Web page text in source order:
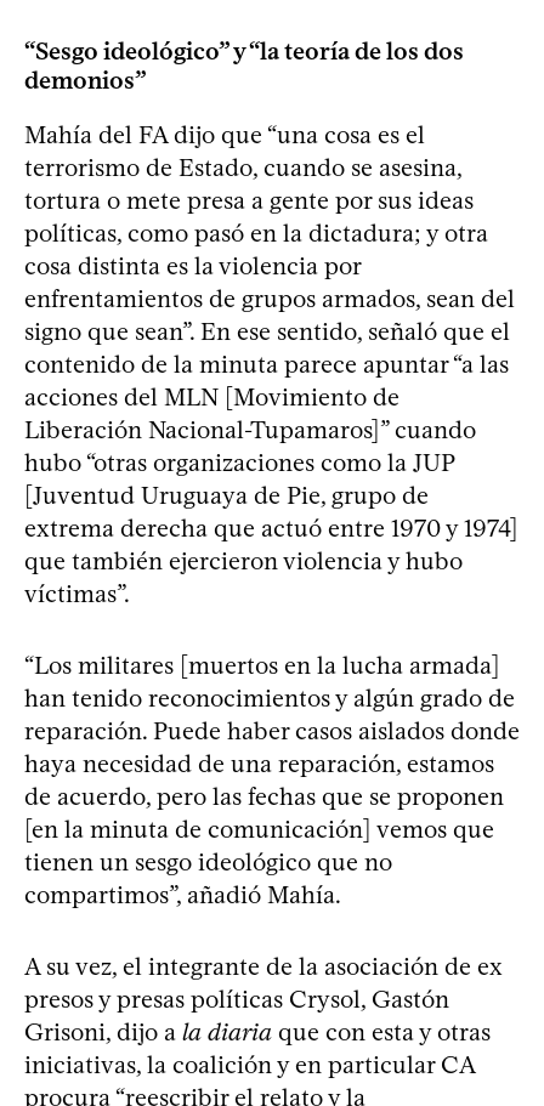
“Sesgo ideológico” y “la teoría de los dos
demonios”
Mahía del FA dijo que “una cosa es el
terrorismo de Estado, cuando se asesina,
tortura o mete presa a gente por sus ideas
políticas, como pasó en la dictadura; y otra
cosa distinta es la violencia por
enfrentamientos de grupos armados, sean del
signo que sean”. En ese sentido, señaló que el
contenido de la minuta parece apuntar “a las
acciones del MLN [Movimiento de
Liberación Nacional-Tupamaros]” cuando
hubo “otras organizaciones como la JUP
[Juventud Uruguaya de Pie, grupo de
extrema derecha que actuó entre 1970 y 1974]
que también ejercieron violencia y hubo
víctimas”.
“Los militares [muertos en la lucha armada]
han tenido reconocimientos y algún grado de
reparación. Puede haber casos aislados donde
haya necesidad de una reparación, estamos
de acuerdo, pero las fechas que se proponen
[en la minuta de comunicación] vemos que
tienen un sesgo ideológico que no
compartimos”, añadió Mahía.
A su vez, el integrante de la asociación de ex
presos y presas políticas Crysol, Gastón
Grisoni, dijo a la diaria que con esta y otras
iniciativas, la coalición y en particular CA
procura “reescribir el relato y la